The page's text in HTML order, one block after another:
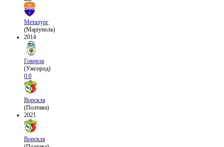
Металург
(Маріуполь)
2014
Говерла
(Ужгород)
0:0
Ворскла
(Полтава)
2021
Ворскла